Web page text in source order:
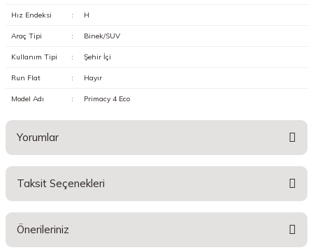
Hız Endeksi : H
Araç Tipi : Binek/SUV
Kullanım Tipi : Şehir İçi
Run Flat : Hayır
Model Adı : Primacy 4 Eco
Yorumlar
Taksit Seçenekleri
Önerileriniz